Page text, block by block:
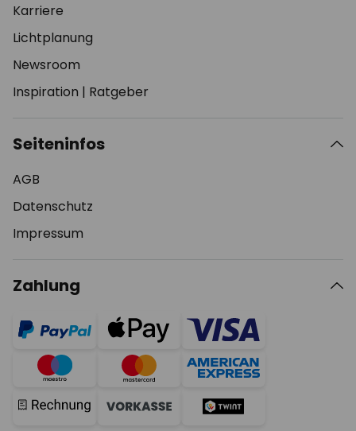
Karriere
Lichtplanung
Newsroom
Inspiration | Ratgeber
Seiteninfos
AGB
Datenschutz
Impressum
Zahlung